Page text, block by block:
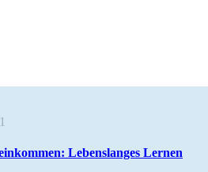
Lebens­langes Lernen